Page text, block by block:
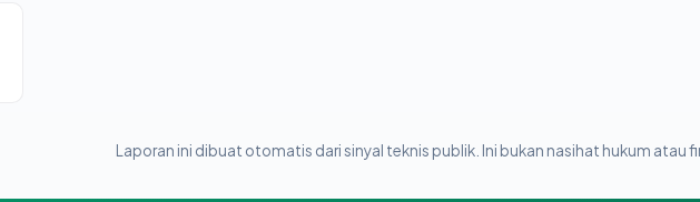
Laporan ini dibuat otomatis dari sinyal teknis publik. Ini bukan nasihat hukum atau